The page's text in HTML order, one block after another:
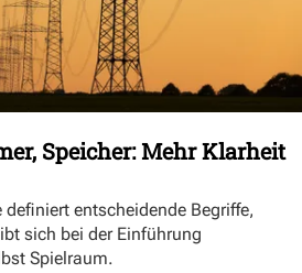
Speicher: Mehr Klarheit
entscheidende Begriffe,
sich bei der Einführung
Spielraum.